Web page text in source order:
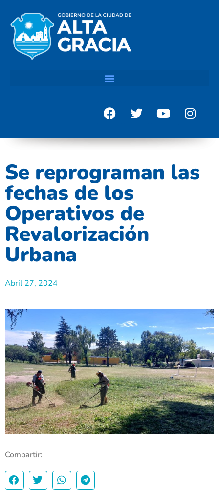
Se reprograman las
fechas de los
Operativos de
Revalorización
Urbana
Abril 27, 2024
Compartir: